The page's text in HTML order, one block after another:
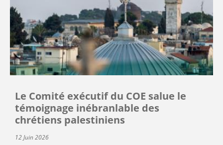
Le Comité exécutif du COE salue le
témoignage inébranlable des
chrétiens palestiniens
12 Juin 2026